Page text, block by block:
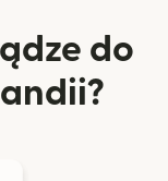
do